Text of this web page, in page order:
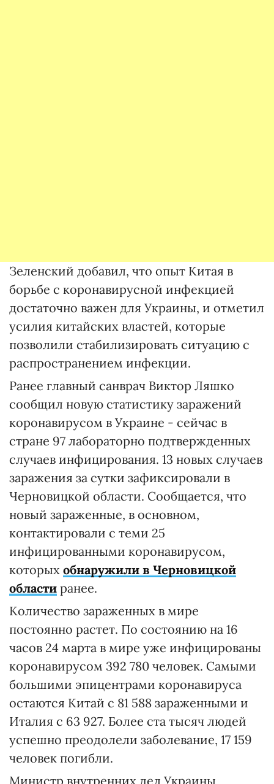
Зеленский добавил, что опыт Китая в
борьбе с коронавирусной инфекцией
достаточно важен для Украины, и отметил
усилия китайских властей, которые
позволили стабилизировать ситуацию с
распространением инфекции.
Ранее главный санврач Виктор Ляшко
сообщил новую статистику заражений
коронавирусом в Украине - сейчас в
стране 97 лабораторно подтвержденных
случаев инфицирования. 13 новых случаев
заражения за сутки зафиксировали в
Черновицкой области. Сообщается, что
новый зараженные, в основном,
контактировали с теми 25
инфицированными коронавирусом,
которых обнаружили в Черновицкой
области ранее.
Количество зараженных в мире
постоянно растет. По состоянию на 16
часов 24 марта в мире уже инфицированы
коронавирусом 392 780 человек. Самыми
большими эпицентрами коронавируса
остаются Китай с 81 588 зараженными и
Италия с 63 927. Более ста тысяч людей
успешно преодолели заболевание, 17 159
человек погибли.
Министр внутренних дел Украины